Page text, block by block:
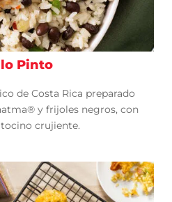
Pinto
de Costa Rica preparado
y frijoles negros, con
crujiente.